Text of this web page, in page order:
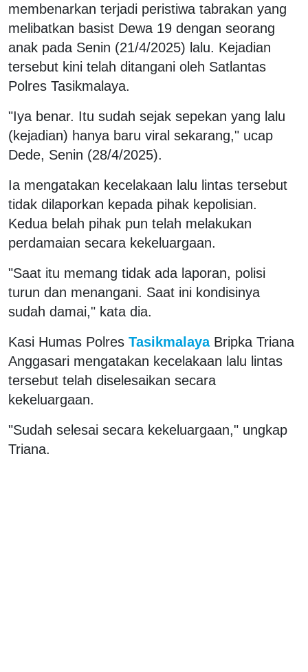
membenarkan terjadi peristiwa tabrakan yang
melibatkan basist Dewa 19 dengan seorang
anak pada Senin (21/4/2025) lalu. Kejadian
tersebut kini telah ditangani oleh Satlantas
Polres Tasikmalaya.
"Iya benar. Itu sudah sejak sepekan yang lalu
(kejadian) hanya baru viral sekarang," ucap
Dede, Senin (28/4/2025).
Ia mengatakan kecelakaan lalu lintas tersebut
tidak dilaporkan kepada pihak kepolisian.
Kedua belah pihak pun telah melakukan
perdamaian secara kekeluargaan.
"Saat itu memang tidak ada laporan, polisi
turun dan menangani. Saat ini kondisinya
sudah damai," kata dia.
Kasi Humas Polres Tasikmalaya Bripka Triana
Anggasari mengatakan kecelakaan lalu lintas
tersebut telah diselesaikan secara
kekeluargaan.
"Sudah selesai secara kekeluargaan," ungkap
Triana.